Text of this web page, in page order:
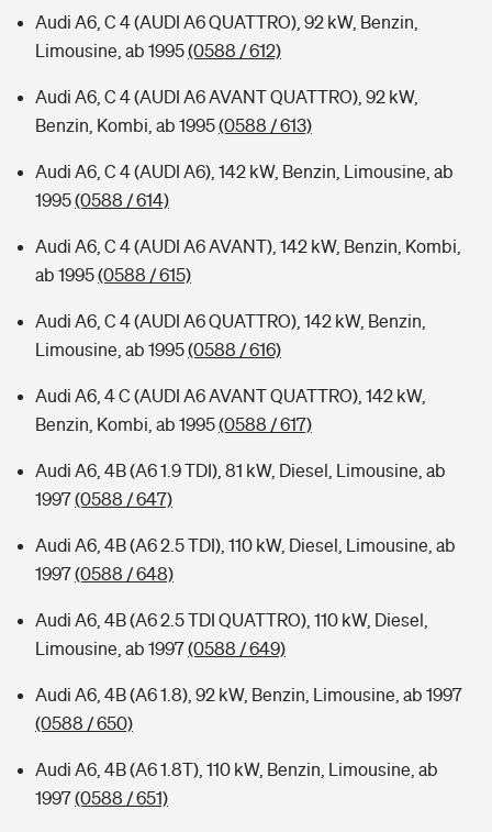
Audi A6, C 4 (AUDI A6 QUATTRO), 92 kW, Benzin,
Limousine, ab 1995(0588 / 612)
Audi A6, C 4 (AUDI A6 AVANT QUATTRO), 92 kW,
Benzin, Kombi, ab 1995(0588 / 613)
Audi A6, C 4 (AUDI A6), 142 kW, Benzin, Limousine, ab
1995(0588 / 614)
Audi A6, C 4 (AUDI A6 AVANT), 142 kW, Benzin, Kombi,
ab 1995(0588 / 615)
Audi A6, C 4 (AUDI A6 QUATTRO), 142 kW, Benzin,
Limousine, ab 1995(0588 / 616)
Audi A6, 4 C (AUDI A6 AVANT QUATTRO), 142 kW,
Benzin, Kombi, ab 1995(0588 / 617)
Audi A6, 4B (A6 1.9 TDI), 81 kW, Diesel, Limousine, ab
1997(0588 / 647)
Audi A6, 4B (A6 2.5 TDI), 110 kW, Diesel, Limousine, ab
1997(0588 / 648)
Audi A6, 4B (A6 2.5 TDI QUATTRO), 110 kW, Diesel,
Limousine, ab 1997(0588 / 649)
Audi A6, 4B (A6 1.8), 92 kW, Benzin, Limousine, ab 1997
(0588 / 650)
Audi A6, 4B (A6 1.8T), 110 kW, Benzin, Limousine, ab
1997(0588 / 651)